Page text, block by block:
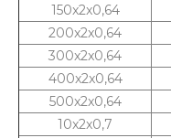
150x2x0,64
200x2x0,64
300x2x0,64
400x2x0,64
500x2x0,64
10x2x0,7